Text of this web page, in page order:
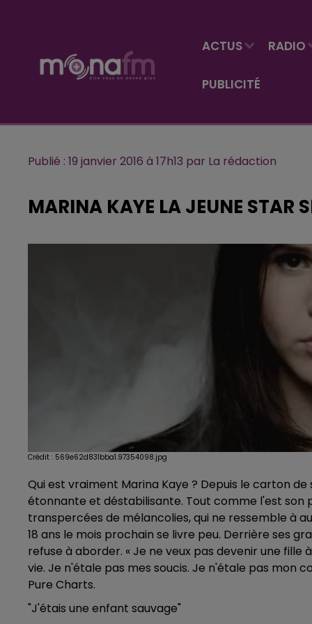
ACTUS RADIO
PUBLICITÉ
Publié : 19 janvier 2016 à 17h13 par La rédaction
MARINA KAYE LA JEUNE STAR
Crédit : 569e62d831bba1.97354098.jpg
Qui est vraiment Marina Kaye ? Depuis le carton
étonnante et déstabilisante. Tout comme l'est son
transpercées de mélancolies, qui ne ressemble à
18 ans le mois prochain se livre peu. Derrière ses
refuse à aborder. « Je ne veux pas devenir une fille
vie. Je n'étale pas mes soucis. Je n'étale pas mon
Pure Charts.
"J'étais une enfant sauvage"